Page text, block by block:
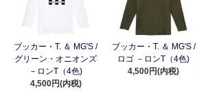
ブッカー・T. ＆ MG'S /
グリーン・オニオンズ
－ロンT（4色)
4,500円(内税)
ブッカー・T. ＆ MG'S /
ロゴ －ロンT（4色)
4,500円(内税)